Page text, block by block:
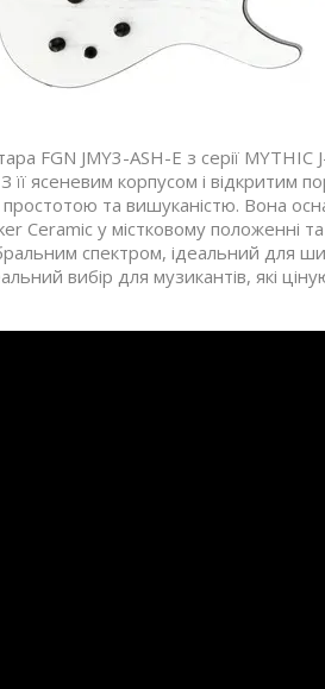
FGN JMY3-ASH-E з серії
З її ясеневим корпусом і
та вишуканістю. Вона
Ceramic у містковому положенні
спектром, ідеальний для
вибір для музикантів, які